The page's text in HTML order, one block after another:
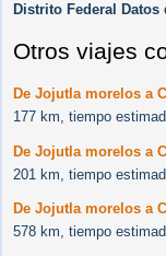
Distrito Federal Datos
Otros viajes
De Jojutla morelos a
177 km, tiempo
De Jojutla morelos a
201 km, tiempo
De Jojutla morelos a
578 km, tiempo